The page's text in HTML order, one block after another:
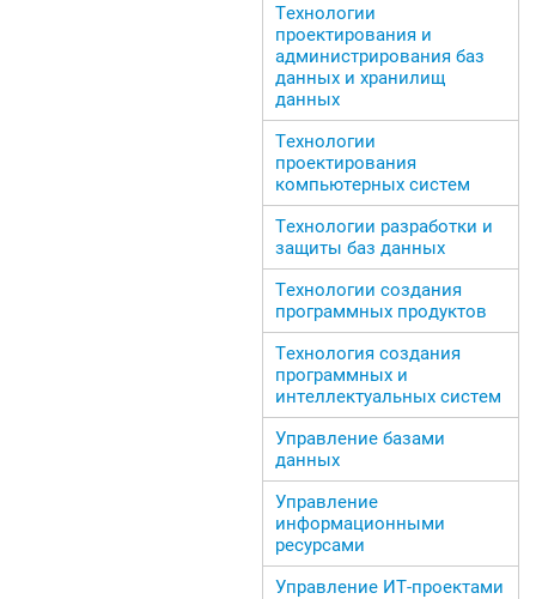
Технологии
проектирования и
администрирования баз
данных и хранилищ
данных
Технологии
проектирования
компьютерных систем
Технологии разработки и
защиты баз данных
Технологии создания
программных продуктов
Технология создания
программных и
интеллектуальных систем
Управление базами
данных
Управление
информационными
ресурсами
Управление ИТ-проектами